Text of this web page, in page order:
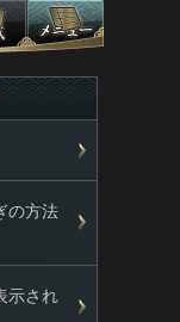
の方法
示され